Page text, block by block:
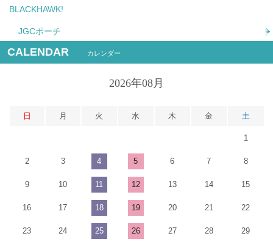
BLACKHAWK!
JGCポーチ
CALENDAR カレンダー
2026年08月
日 月 火 水 木 金 土
1
2 3 4 5 6 7 8
9 10 11 12 13 14 15
16 17 18 19 20 21 22
23 24 25 26 27 28 29